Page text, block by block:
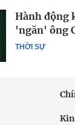
THỜI SỰ
Hành động
'ngăn' ông